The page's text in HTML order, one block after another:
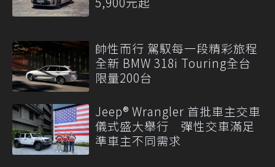
帥性而行 駕馭每一段精彩旅程
全新 BMW 318i Touring全台
限量200台
Jeep® Wrangler 首批車主交車
儀式盛大舉行 彈性交車滿足
準車主不同需求